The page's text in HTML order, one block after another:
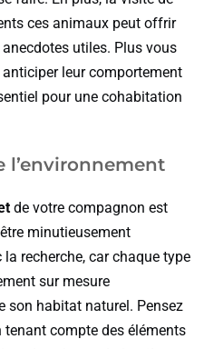
ces animaux peut offrir
utiles. Plus vous
leur comportement
pour une cohabitation
l’environnement
de votre compagnon est
minutieusement
recherche, car chaque type
sur mesure
son habitat naturel. Pensez
tenant compte des éléments